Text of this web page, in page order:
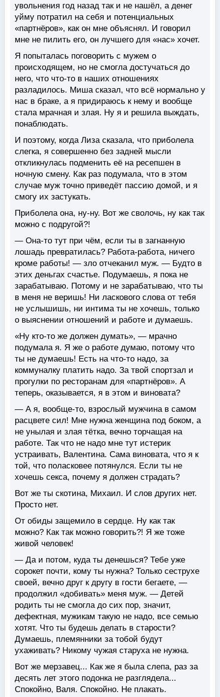
увольнения год назад так и не нашёл, а денег
уйму потратил на себя и потенциальных
«партнёров», как он мне объяснял. И говорил
мне не пилить его, он лучшего для «нас» хочет.
Я попыталась поговорить с мужем о
происходящем, но не смогла достучаться до
него, что что-то в наших отношениях
разладилось. Миша сказал, что всё нормально у
нас в браке, а я придираюсь к нему и вообще
стала мрачная и злая. Ну я и решила выждать,
понаблюдать.
И поэтому, когда Лиза сказала, что приболела
слегка, я совершенно без задней мысли
откликнулась подменить её на ресепшен в
ночную смену. Как раз подумала, что в этом
случае муж точно приведёт пассию домой, и я
смогу их застукать.
Приболела она, ну-ну. Вот же сволочь, ну как так
можно с подругой?!
— Она-то тут при чём, если ты в загнанную
лошадь превратилась? Работа-работа, ничего
кроме работы! — зло отчеканил муж. — Будто в
этих деньгах счастье. Подумаешь, я пока не
зарабатываю. Потому и не зарабатываю, что ты
в меня не веришь! Ни ласкового слова от тебя
не услышишь, ни интима ты не хочешь, только
о выяснении отношений и работе и думаешь.
«Ну кто-то же должен думать», — мрачно
подумала я. Я же о работе думаю, потому что
ты не думаешь! Есть на что-то надо, за
коммуналку платить надо. За твой спортзал и
прогулки по ресторанам для «партнёров». А
теперь, оказывается, я в этом и виновата?
— А я, вообще-то, взрослый мужчина в самом
расцвете сил! Мне нужна женщина под боком, а
не унылая и злая тётка, вечно торчащая на
работе. Так что не надо мне тут истерик
устраивать, Валентина. Сама виновата, что я к
той, что поласковее потянулся. Если ты не
хочешь секса, почему я должен страдать?
Вот же ты скотина, Михаил. И слов других нет.
Просто нет.
От обиды защемило в сердце. Ну как так
можно? Как так можно говорить?! Я же тоже
живой человек!
— Да и потом, куда ты денешься? Тебе уже
сорокет почти, кому ты нужна? Только сеструхе
своей, вечно друг к другу в гости бегаете, —
продолжил «добивать» меня муж. — Детей
родить ты не смогла до сих пор, значит,
дефектная, мужикам такую не надо, все семью
хотят. Что ты будешь делать в старости?
Думаешь, племянники за тобой будут
ухаживать? Никому чужая старуха не нужна.
Вот же мерзавец... Как же я была слепа, раз за
десять лет этого подонка не разглядела...
Спокойно, Валя. Спокойно. Не плакать.